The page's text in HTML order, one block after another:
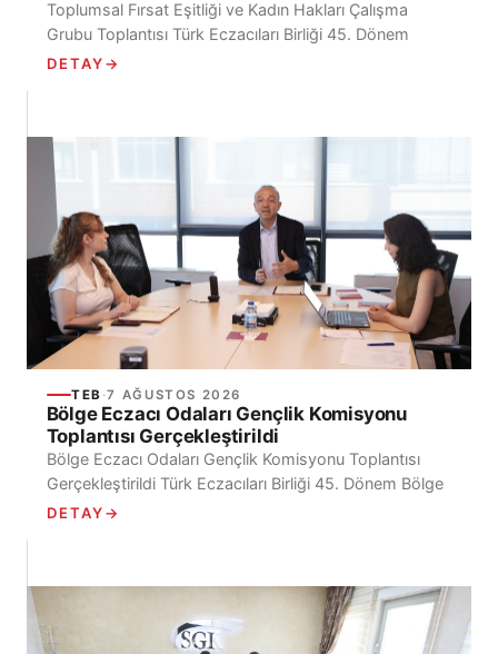
Toplumsal Fırsat Eşitliği ve Kadın Hakları Çalışma
Grubu Toplantısı Türk Eczacıları Birliği 45. Dönem
Toplumsal Fırsat Eşitliği ve Kadın Hakları Çalışma
DETAY→
TEB ·7 AĞUSTOS 2026
Bölge Eczacı Odaları Gençlik Komisyonu
Toplantısı Gerçekleştirildi
Bölge Eczacı Odaları Gençlik Komisyonu Toplantısı
Gerçekleştirildi Türk Eczacıları Birliği 45. Dönem Bölge
Eczacı Odaları Gençlik Komisyonu’nun ilk toplantısı,
DETAY→